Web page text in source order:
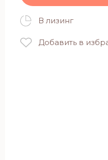
В лизинг
Добавить в